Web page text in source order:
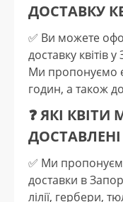
ДОСТАВКУ
✅️ Ви можете
доставку квітів
Ми пропонуємо
годин, а також
❓ ЯКІ
✅️ Ми
доставки в
лілії, гербери,